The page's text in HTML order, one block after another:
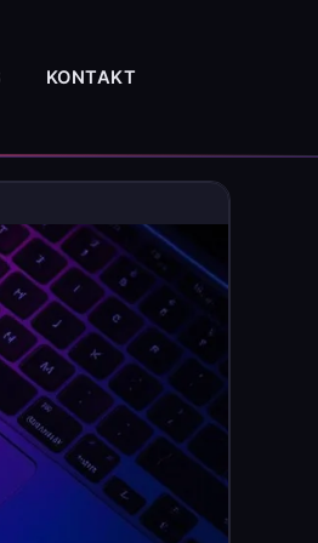
KONTAKT